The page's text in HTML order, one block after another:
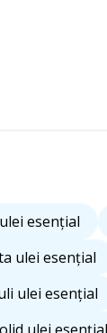
esențial
ulei esențial
ulei esențial